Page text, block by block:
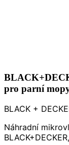
pro parní
BLACK +
Náhradní